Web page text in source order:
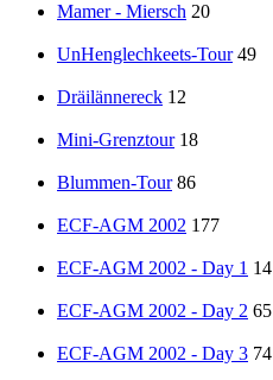
Mamer - Miersch 20
UnHenglechkeets-Tour 49
Dräilännereck 12
Mini-Grenztour 18
Blummen-Tour 86
ECF-AGM 2002 177
ECF-AGM 2002 - Day 1 14
ECF-AGM 2002 - Day 2 65
ECF-AGM 2002 - Day 3 74